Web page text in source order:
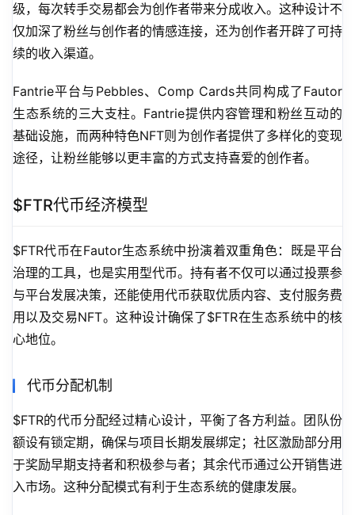
级，每次转手交易都会为创作者带来分成收入。这种设计不
仅加深了粉丝与创作者的情感连接，还为创作者开辟了可持
续的收入渠道。
Fantrie平台与Pebbles、Comp Cards共同构成了Fautor
生态系统的三大支柱。Fantrie提供内容管理和粉丝互动的
基础设施，而两种特色NFT则为创作者提供了多样化的变现
途径，让粉丝能够以更丰富的方式支持喜爱的创作者。
$FTR代币经济模型
$FTR代币在Fautor生态系统中扮演着双重角色：既是平台
治理的工具，也是实用型代币。持有者不仅可以通过投票参
与平台发展决策，还能使用代币获取优质内容、支付服务费
用以及交易NFT。这种设计确保了$FTR在生态系统中的核
心地位。
代币分配机制
$FTR的代币分配经过精心设计，平衡了各方利益。团队份
额设有锁定期，确保与项目长期发展绑定；社区激励部分用
于奖励早期支持者和积极参与者；其余代币通过公开销售进
入市场。这种分配模式有利于生态系统的健康发展。